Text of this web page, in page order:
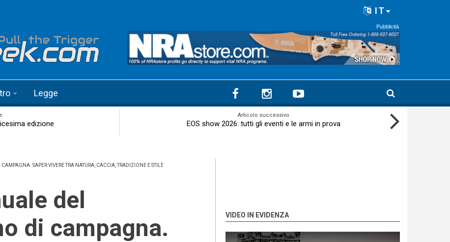
IT
Pubblicità
Legge
edizione
Articolo successivo
EOS show 2026: tutti gli eventi e le armi in prova
SAPER VIVERE TRA NATURA, CACCIA, TRADIZIONE E STILE
di campagna.
VIDEO IN EVIDENZA